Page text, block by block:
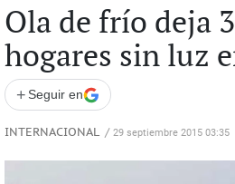
Ola de frío deja
hogares sin luz
+ Seguir en
INTERNACIONAL / 29 septiembre 2015 03:35